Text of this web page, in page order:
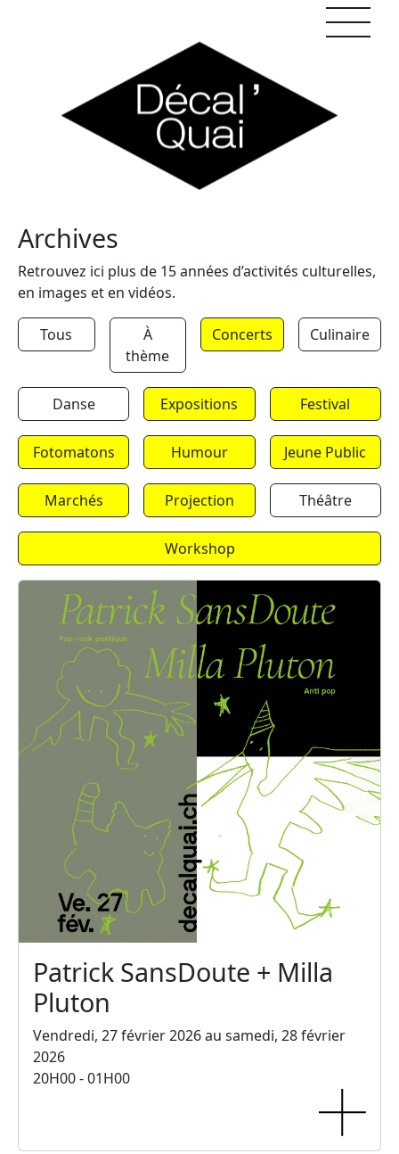
Archives
Retrouvez ici plus de 15 années d’activités culturelles,
en images et en vidéos.
Tous
À
thème
Concerts Culinaire
Danse Expositions Festival
Fotomatons Humour Jeune Public
Marchés Projection Théâtre
Workshop
Patrick SansDoute + Milla
Pluton
Vendredi, 27 février 2026 au samedi, 28 février
2026
20H00 - 01H00